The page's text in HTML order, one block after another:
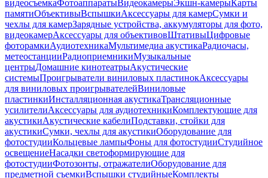
видеосъемкаФотоаппаратыВидеокамерыЭкшн-камерыКарты
памятиОбъективыВспышкиАксессуары для камерСумки и
чехлы для камерЗарядные устройства, аккумуляторы для фото,
видеокамерАксессуары для объективовШтативыЦифровые
фоторамкиАудиотехникаМультимедиа акустикаРадиочасы,
метеостанцииРадиоприемникиМузыкальные
центрыДомашние кинотеатрыАкустические
системыПроигрыватели виниловых пластинокАксессуары
для виниловых проигрывателейВиниловые
пластинкиИнсталляционная акустикаТрансляционные
усилителиАксессуары для аудиотехникиКомплектующие для
акустикиАкустические кабелиПодставки, стойки для
акустикиСумки, чехлы для акустикиОборудование для
фотостудииКольцевые лампыФоны для фотостудииСтудийное
освещениеНасадки светоформирующие для
фотостудииФотозонты, отражателиОборудование для
предметной съемкиВспышки студийныеКомплекты